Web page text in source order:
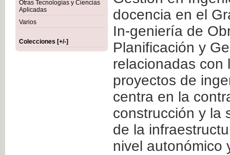
Otras Tecnologías y Ciencias
Aplicadas
Varios
Colecciones [+/-]
docencia en el
In-geniería de
Planificación y
relacionadas con
proyectos de
centra en la
construcción y la
de la
nivel autonómico